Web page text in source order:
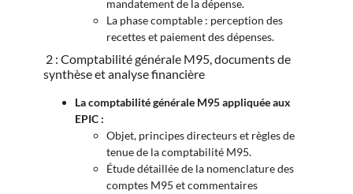
mandatement de la dépense.
La phase comptable : perception des
recettes et paiement des dépenses.
2 : Comptabilité générale M95, documents de
synthèse et analyse financière
La comptabilité générale M95 appliquée aux
EPIC :
Objet, principes directeurs et règles de
tenue de la comptabilité M95.
Étude détaillée de la nomenclature des
comptes M95 et commentaires